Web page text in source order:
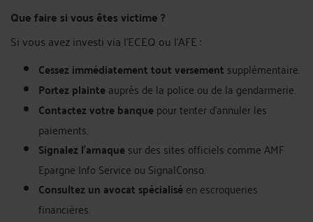
Que faire si vous êtes victime ?
Si vous avez investi via l’ECEQ ou l’AFE :
Cessez immédiatement tout versement supplémentaire.
Portez plainteauprès de la police ou de la gendarmerie.
Contactez votre banquepour tenter d’annuler les
paiements.
Signalez l’arnaquesur des sites officiels comme AMF
Epargne Info Service ou SignalConso.
Consultez un avocat spécialiséen escroqueries
financières.